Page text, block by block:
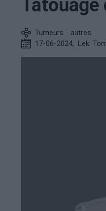
Tatouage
Tumeurs - autres
17-06-2024, Lek.